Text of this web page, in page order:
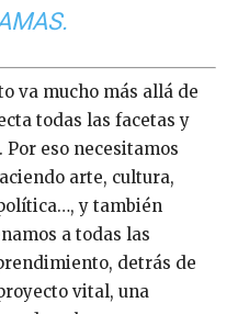
va mucho más allá de
todas las facetas y
eso necesitamos
arte, cultura,
y también
a todas las
detrás de
vital, una